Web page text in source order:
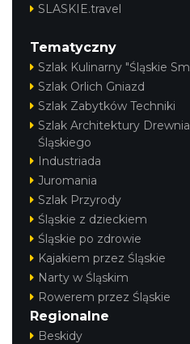
SLASKIE.travel
Tematyczny
Szlak Kulinarny "Śląskie
Szlak Orlich Gniazd
Szlak Zabytków Techniki
Szlak Architektury
Śląskiego
Industriada
Juromania
Szlak Przyrody
Śląskie z dzieckiem
Śląskie po zdrowie
Kajakiem przez Śląskie
Narty w Śląskim
Rowerem przez Śląskie
Regionalne
Beskidy